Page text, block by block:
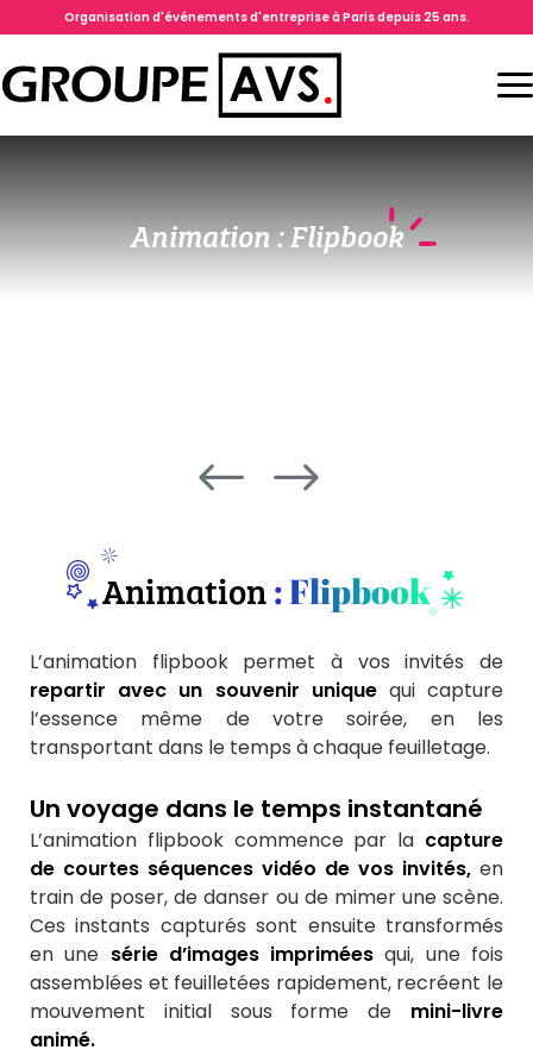
Organisation d'événements d'entreprise à Paris depuis 25 ans.
Animation : Flipbook
Animation: Flipbook
L’animation flipbook permet à vos invités de
repartir avec un souvenir uniquequi capture
l’essence même de votre soirée, en les
transportant dans le temps à chaque feuilletage.
Un voyage dans le temps instantané
L’animation flipbook commence par la capture
de courtes séquences vidéo de vos invités, en
train de poser, de danser ou de mimer une scène.
Ces instants capturés sont ensuite transformés
en une série d’images impriméesqui, une fois
assemblées et feuilletées rapidement, recréent le
mouvement initial sous forme de mini-livre
animé.